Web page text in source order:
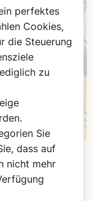
perfektes
Cookies,
die Steuerung
zu
Sie
dass auf
nicht mehr